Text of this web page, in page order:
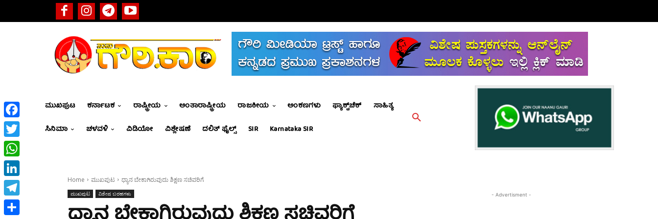
ಮುಖಪುಟ ಕರ್ನಾಟಕ ರಾಷ್ಟ್ರೀಯ ಅಂತಾರಾಷ್ಟ್ರೀಯ ರಾಜಕೀಯ ಅಂಕಣಗಳು ಫ್ಯಾಕ್ಟ್‌ಚೆಕ್
ಸಾಹಿತ್ಯ
ಸಿನಿಮಾ
ಚಳವಳಿ ವಿಡಿಯೋ ವಿಶ್ಲೇಷಣೆ ದಲಿತ್ ಫೈಲ್ಸ್ SIR Karnataka SIR
Home ಮುಖಪುಟ ಧ್ಯಾನ ಬೇಕಾಗಿರುವುದು ಶಿಕ್ಷಣ ಸಚಿವರಿಗೆ
ಮುಖಪುಟ ವಿಶೇಷ ಬರಹಗಳು - Advertisment -
Facebook
Twitter
WhatsApp
LinkedIn
Telegram